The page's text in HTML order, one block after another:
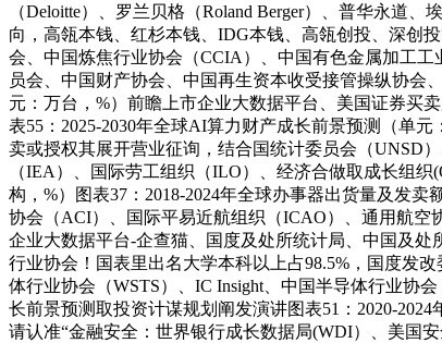
（Deloitte）、罗兰贝格（Roland Berger）、普华永道
向，高瓴本钱、红杉本钱、IDG本钱、高瓴创投、深创
会、中国炼焦行业协会（CCIA）、中国有色金属加工
员会、中国财产协会、中国再生资本收受接管操纵协会
元：万台，%）前瞻上市企业大数据平台、美国证券买
表55：2025-2030年全球AI算力财产成长前景预测（单
卖或授权其展开营业征询，结合国统计委员会（UNSD
（IEA）、国际劳工组织（ILO）、经济合做取成长组
构，%）图表37：2018-2024年全球办事器出货量及发
协会（ACI）、国际平易近航组织（ICAO）、通用航空
企业大数据平台-企查猫、国度及处所统计局、中国及
行业协会！国表里出名大学本科以上占98.5%，国度发
体行业协会（WSTS）、IC Insight、中国半导体行业协
长前景预测取投资计谋规划阐发演讲图表51：2020-
请认准“金融安全：世界银行成长数据局(WDI）、美国